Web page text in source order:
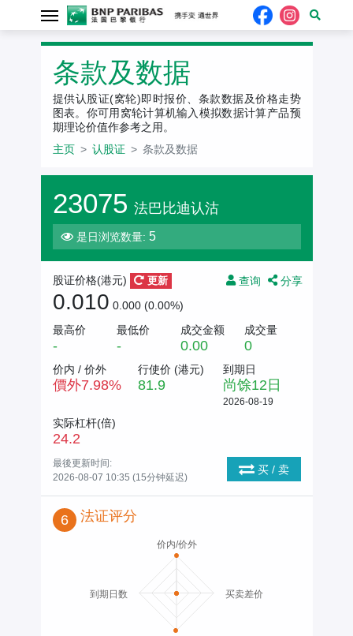
条款及数据
提供认股证(窝轮)即时报价、条款数据及价格走势
图表。你可用窝轮计算机输入模拟数据计算产品预
期理论价值作参考之用。
主页
认股证 条款及数据
23075 法巴比迪认沽
是日浏览数量: 5
查询 分享
股证价格(港元) 更新
0.010 0.000 (0.00%)
最高价
-
最低价
-
成交金额
0.00
成交量
0
价内 / 价外
價外7.98%
行使价 (港元)
81.9
到期日
尚馀12 日
2026-08-19
实际杠杆(倍)
24.2
最後更新时间:
2026-08-07 10:35 (15分钟延迟)
买 / 卖
6 法证评分
价内/价外
买卖差价
到期日数